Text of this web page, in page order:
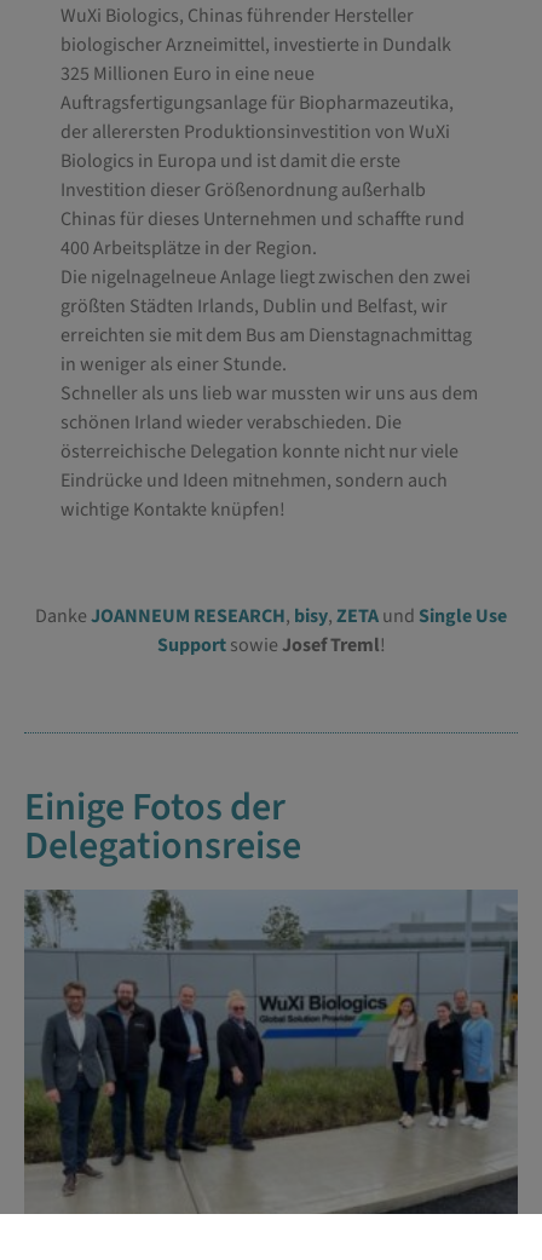
WuXi Biologics, Chinas führender Hersteller
biologischer Arzneimittel, investierte in Dundalk
325 Millionen Euro in eine neue
Auftragsfertigungsanlage für Biopharmazeutika,
der allerersten Produktionsinvestition von WuXi
Biologics in Europa und ist damit die erste
Investition dieser Größenordnung außerhalb
Chinas für dieses Unternehmen und schaffte rund
400 Arbeitsplätze in der Region.
Die nigelnagelneue Anlage liegt zwischen den zwei
größten Städten Irlands, Dublin und Belfast, wir
erreichten sie mit dem Bus am Dienstagnachmittag
in weniger als einer Stunde.
Schneller als uns lieb war mussten wir uns aus dem
schönen Irland wieder verabschieden. Die
österreichische Delegation konnte nicht nur viele
Eindrücke und Ideen mitnehmen, sondern auch
wichtige Kontakte knüpfen!
DankeJOANNEUM RESEARCH, bisy,ZETAund Single Use
SupportsowieJosef Treml!
Einige Fotos der
Delegationsreise